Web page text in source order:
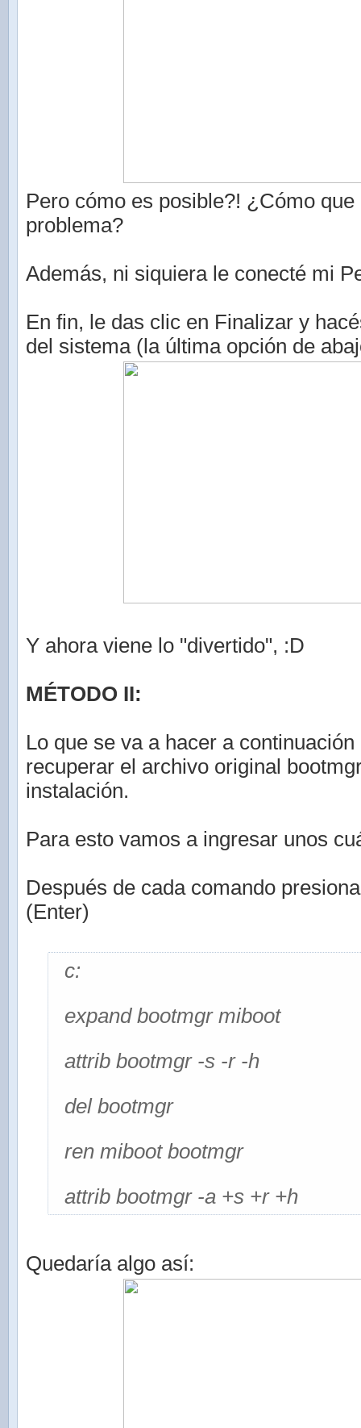
Pero cómo es posible?! ¿Cómo que
problema?
Además, ni siquiera le conecté mi
En fin, le das clic en Finalizar y
del sistema (la última opción de
Y ahora viene lo "divertido", :D
MÉTODO II:
Lo que se va a hacer a
recuperar el archivo original
instalación.
Para esto vamos a ingresar unos
Después de cada comando
(Enter)
c:
expand bootmgr miboot
attrib bootmgr -s -r -h
del bootmgr
ren miboot bootmgr
attrib bootmgr -a +s +r +h
Quedaría algo así: